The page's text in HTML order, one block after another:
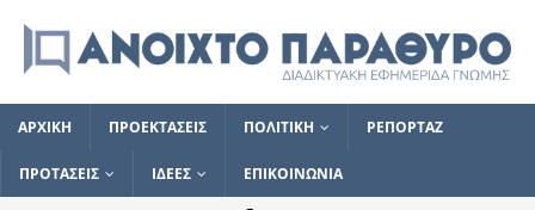
ΑΡΧΙΚΗ ΠΡΟΕΚΤΑΣΕΙΣ ΠΟΛΙΤΙΚΗ ΡΕΠΟΡΤΑΖ
ΠΡΟΤΑΣΕΙΣ ΙΔΕΕΣ ΕΠΙΚΟΙΝΩΝΙΑ